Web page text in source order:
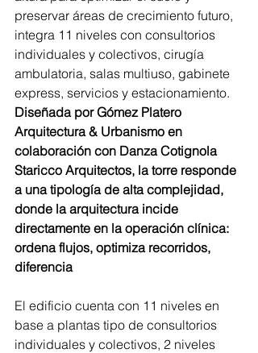
preservar áreas de crecimiento futuro,
integra 11 niveles con consultorios
individuales y colectivos, cirugía
ambulatoria, salas multiuso, gabinete
express, servicios y estacionamiento.
Diseñada por Gómez Platero
Arquitectura & Urbanismo en
colaboración con Danza Cotignola
Staricco Arquitectos, la torre responde
a una tipología de alta complejidad,
donde la arquitectura incide
directamente en la operación clínica:
ordena flujos, optimiza recorridos,
diferencia
El edificio cuenta con 11 niveles en
base a plantas tipo de consultorios
individuales y colectivos, 2 niveles